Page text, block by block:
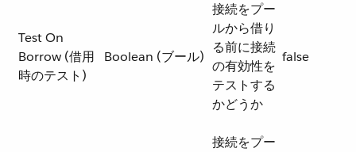
Test On
Borrow (借用
時のテスト)
Boolean (ブール)
接続をプー
ルから借り
る前に接続
の有効性を
テストする
かどうか
false
接続をプー